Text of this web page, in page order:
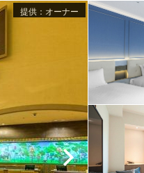
提供：オーナー